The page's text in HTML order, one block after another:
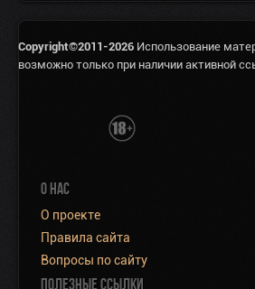
Copyright©2011-2026 Использование
возможно только при наличии активной
О НАС
О проекте
Правила сайта
Вопросы по сайту
ПОЛЕЗНЫЕ ССЫЛКИ